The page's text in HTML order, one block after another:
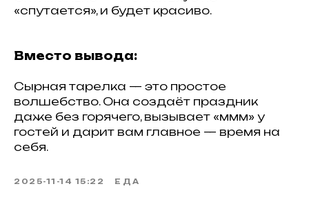
«спутается», и будет красиво.
Вместо вывода:
Сырная тарелка — это простое
волшебство. Она создаёт праздник
даже без горячего, вызывает «ммм» у
гостей и дарит вам главное — время на
себя.
2025-11-14 15:22 ЕДА